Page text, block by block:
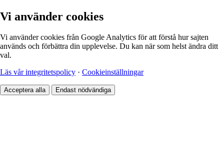
Vi använder cookies
Vi använder cookies från Google Analytics för att förstå hur sajten
används och förbättra din upplevelse. Du kan när som helst ändra ditt
val.
Läs vår integritetspolicy · Cookieinställningar
Acceptera alla Endast nödvändiga